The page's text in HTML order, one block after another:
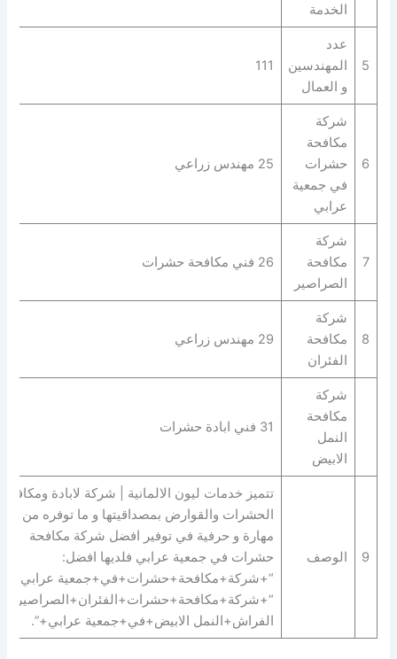
الخدمة
5
عدد
المهندسين
و العمال
111
6
شركة
مكافحة
حشرات
في جمعية
عرابي
25 مهندس زراعي
7
شركة
مكافحة
الصراصير
26 فني مكافحة حشرات
8
شركة
مكافحة
الفئران
29 مهندس زراعي
شركة
مكافحة
النمل
الابيض
31 فني ابادة حشرات
9 الوصف
تتميز خدمات ليون الالمانية | شركة لابادة ومكافحة
الحشرات والقوارض بمصداقيتها و ما توفره من
مهارة و حرفية في توفير افضل شركة مكافحة
حشرات في جمعية عرابي فلديها افضل:
“+شركة+مكافحة+حشرات+في+جمعية عرابي+”
الفراش+النمل الابيض+في+جمعية عرابي+”.